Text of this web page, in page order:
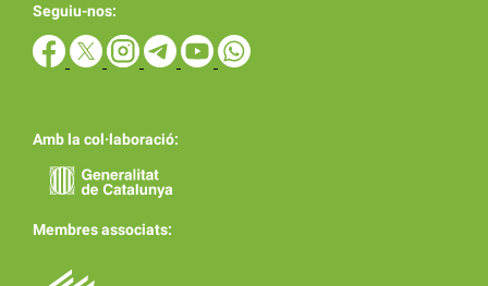
Seguiu-nos:
Amb la col·laboració:
Membres associats: